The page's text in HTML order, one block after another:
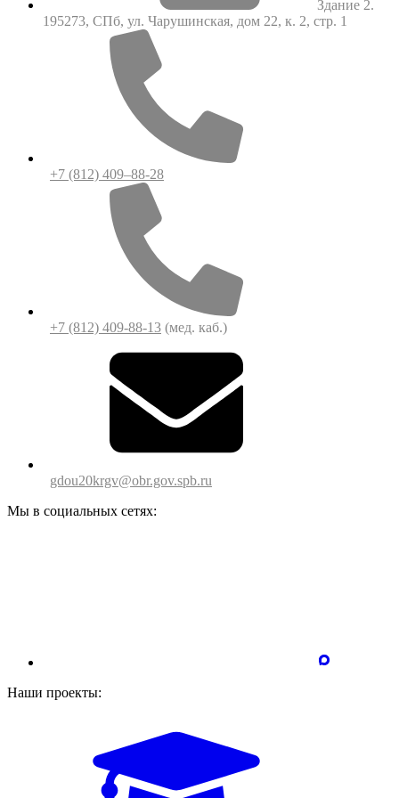
Здание 2.
195273, СПб, ул. Чарушинская, дом 22, к. 2, стр. 1
+7 (812) 409–88-28
+7 (812) 409-88-13 (мед. каб.)
gdou20krgv@obr.gov.spb.ru
Мы в социальных сетях:
Наши проекты: